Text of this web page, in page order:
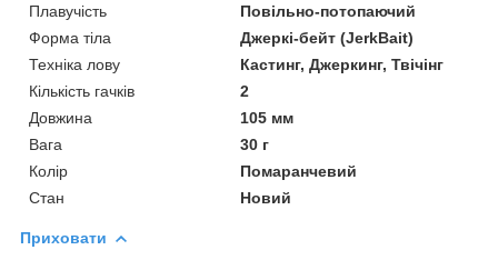
Плавучість
Повільно-потопаючий
Форма тіла
Джеркі-бейт (JerkBait)
Техніка лову
Кастинг, Джеркинг, Твічінг
Кількість гачків
2
Довжина
105 мм
Вага
30 г
Колір
Помаранчевий
Стан
Новий
Приховати